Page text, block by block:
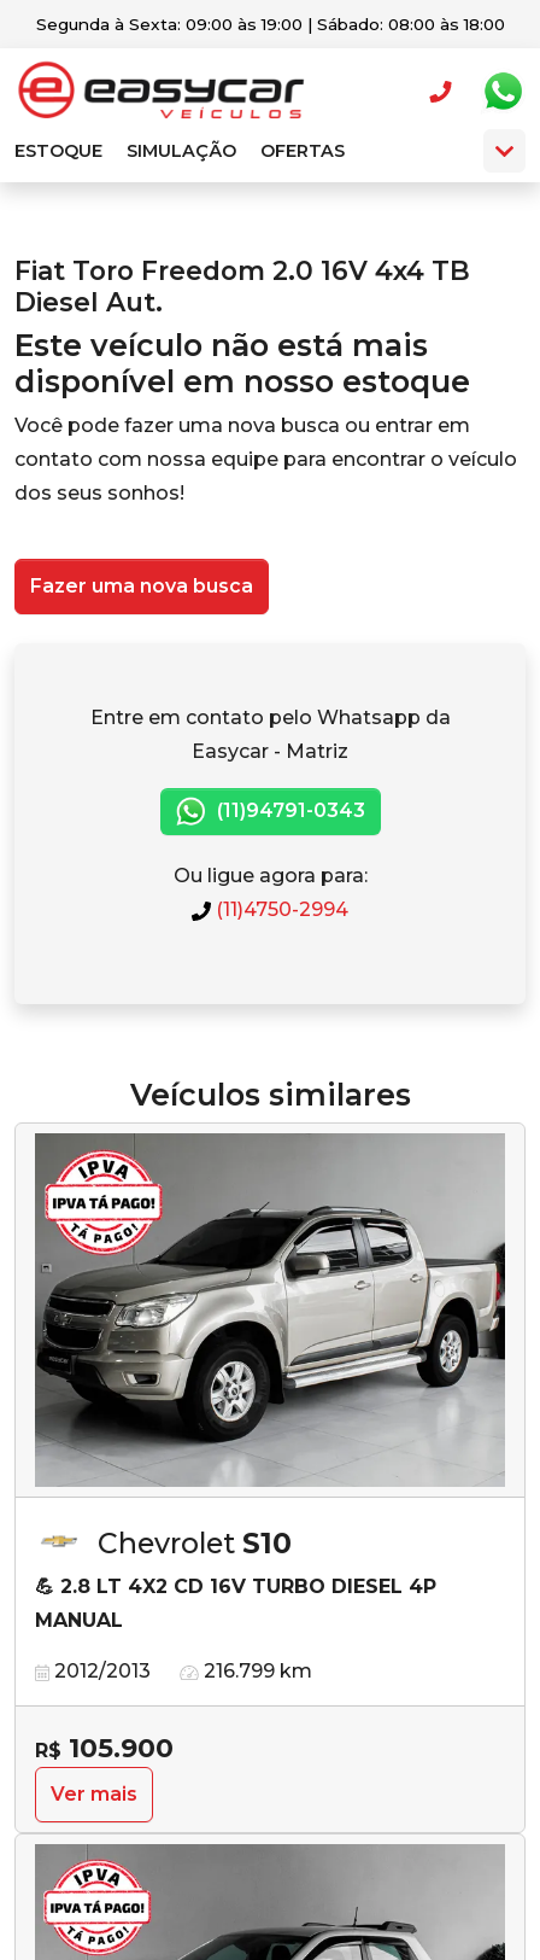
Segunda à Sexta: 09:00 às 19:00 | Sábado: 08:00 às 18:00
ESTOQUE SIMULAÇÃO OFERTAS
Fiat Toro Freedom 2.0 16V 4x4 TB
Diesel Aut.
Este veículo não está mais
disponível em nosso estoque
Você pode fazer uma nova busca ou entrar em
contato com nossa equipe para encontrar o veículo
dos seus sonhos!
Fazer uma nova busca
Entre em contato pelo Whatsapp da
Easycar - Matriz
(11)94791-0343
Ou ligue agora para:
(11)4750-2994
Veículos similares
Chevrolet S10
💪 2.8 LT 4X2 CD 16V TURBO DIESEL 4P
MANUAL
2012/2013 216.799 km
R$ 105.900
Ver mais